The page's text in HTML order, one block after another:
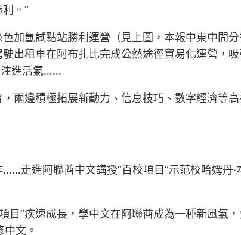
。”
加氫試點站勝利運營（見上圖，本報中東中間
出租車在阿布扎比完成公然途徑貿易化運營，
注進活氣……
兩邊積極拓展新動力、信息技巧、數字經濟等
走進阿聯酋中文講授“百校項目”示范校哈姆丹·
目”疾速成長，學中文在阿聯酋成為一種新風氣
文。